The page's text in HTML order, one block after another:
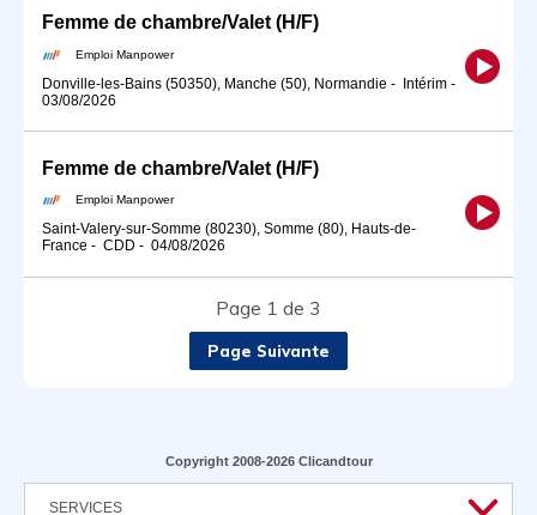
Femme de chambre/Valet (H/F)
Emploi Manpower
Donville-les-Bains (50350), Manche (50), Normandie - Intérim -
03/08/2026
Femme de chambre/Valet (H/F)
Emploi Manpower
Saint-Valery-sur-Somme (80230), Somme (80), Hauts-de-
France - CDD - 04/08/2026
Page 1 de 3
Page Suivante
Copyright 2008-2026 Clicandtour
SERVICES